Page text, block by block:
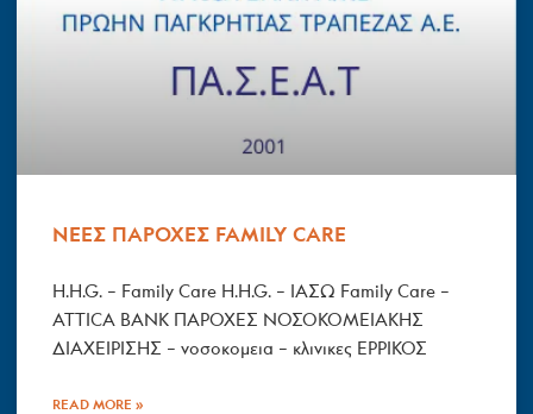
ΝΕΕΣ ΠΑΡΟΧΕΣ FAMILY CARE
H.H.G. – Family Care H.H.G. – ΙΑΣΩ Family Care –
ATTICA BANK ΠΑΡΟΧΕΣ ΝΟΣΟΚΟΜΕΙΑΚΗΣ
ΔΙΑΧΕΙΡΙΣΗΣ – νοσοκομεια – κλινικες ΕΡΡΙΚΟΣ
READ MORE »